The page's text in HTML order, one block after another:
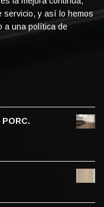
servicio, y así lo hemos
a una política de
PORC.